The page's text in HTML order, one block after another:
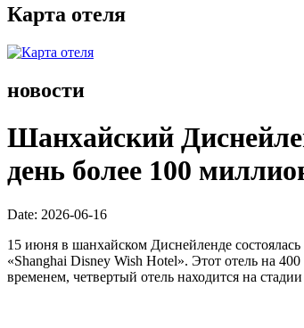
Карта отеля
новости
Шанхайский
день более 100
Date: 2026-06-16
15 июня в шанхайском Диснейленде
«Shanghai Disney Wish Hotel». Этот отель на
временем, четвертый отель находится на